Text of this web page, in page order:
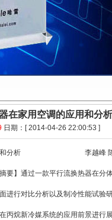
在家用空调的应用和分析
日期：[ 2014-04-26 22:00:53 ]
和分析 李越峰 陈俊
平行流换热器在分体挂
进行对比分析以及制冷性能试验
丙烷新冷媒系统的应用前景进